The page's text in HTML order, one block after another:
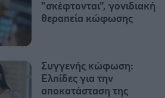
"σκέφτονται", γονιδιακή
θεραπεία κώφωσης
Συγγενής κώφωση:
Ελπίδες για την
αποκατάσταση της